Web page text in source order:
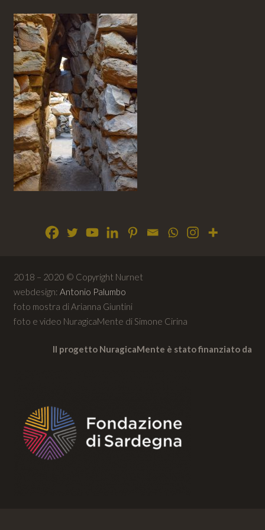
2018 – 2020 © Copyright Nurnet
webdesign: Antonio Palumbo
foto mostra di Arianna Giuntini
foto e video NuragicaMente di Simone Cirina
Il progetto NuragicaMente è stato finanziato da